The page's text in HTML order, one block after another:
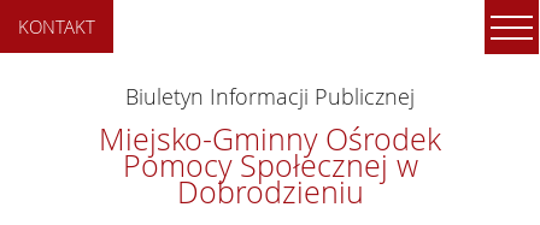
Miejsko-Gminny Ośrodek
Pomocy Społecznej w
Dobrodzieniu
Biuletyn Informacji Publicznej
KONTAKT